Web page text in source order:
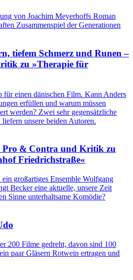
von Joachim Meyerhoffs Roman
Zusammenspiel der Generationen
tiefem Schmerz und Runen –
zu »Therapie für
einen dänischen Film. Kann Anders
erfüllen und warum müssen
werden? Zwei sehr gegensätzliche
unsere beiden Autoren.
Pro & Contra und Kritik zu
Friedrichstraße«
großartiges Ensemble Wolfgang
Becker eine aktuelle, unsere Zeit
Sinne unterhaltsame Komödie?
200 Filme gedreht, davon sind 100
paar Gläsern Rotwein ertragen und